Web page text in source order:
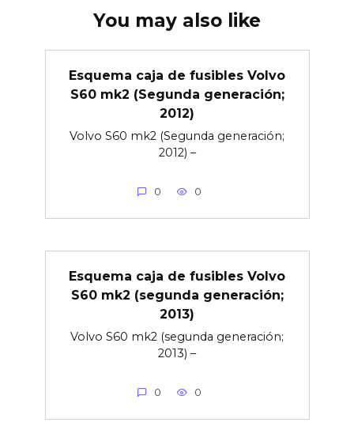
You may also like
Esquema caja de fusibles Volvo
S60 mk2 (Segunda generación;
2012)
Volvo S60 mk2 (Segunda generación;
2012) –
0 0
Esquema caja de fusibles Volvo
S60 mk2 (segunda generación;
2013)
Volvo S60 mk2 (segunda generación;
2013) –
0 0